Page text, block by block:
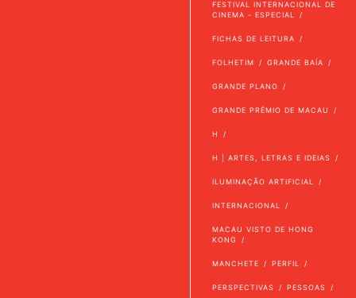
FESTIVAL INTERNACIONAL DE
CINEMA - ESPECIAL
FICHAS DE LEITURA
FOLHETIM GRANDE BAÍA
GRANDE PLANO
GRANDE PRÉMIO DE MACAU
H
H | ARTES, LETRAS E IDEIAS
ILUMINAÇÃO ARTIFICIAL
INTERNACIONAL
MACAU VISTO DE HONG
KONG
MANCHETE PERFIL
PERSPECTIVAS PESSOAS